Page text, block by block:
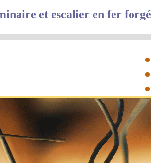
et escalier en fer forgé